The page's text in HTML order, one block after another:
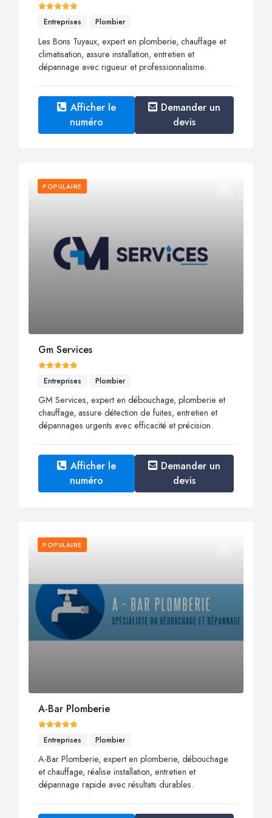
Entreprises Plombier
Les Bons Tuyaux, expert en plomberie, chauffage et
climatisation, assure installation, entretien et
dépannage avec rigueur et professionnalisme.
Afficher le
numéro
Demander un
devis
POPULAIRE
Gm Services
Entreprises Plombier
GM Services, expert en débouchage, plomberie et
chauffage, assure détection de fuites, entretien et
dépannages urgents avec efficacité et précision.
Afficher le
numéro
Demander un
devis
POPULAIRE
A-Bar Plomberie
Entreprises Plombier
A-Bar Plomberie, expert en plomberie, débouchage
et chauffage, réalise installation, entretien et
dépannage rapide avec résultats durables.